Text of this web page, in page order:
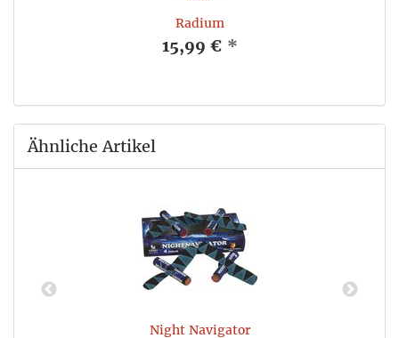
Radium
15,99 € *
Ähnliche Artikel
Night Navigator